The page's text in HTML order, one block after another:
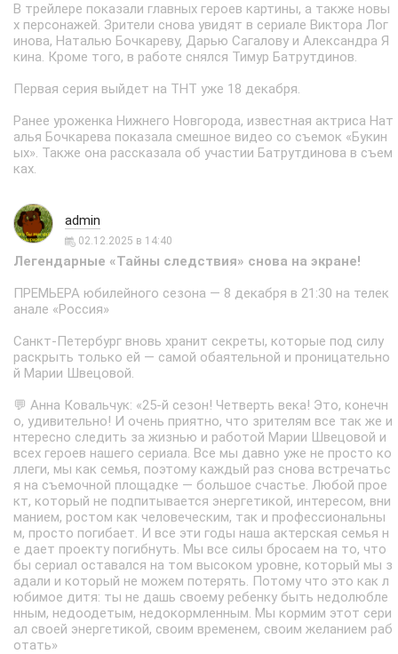
В трейлере показали главных героев картины, а также новы
х персонажей. Зрители снова увидят в сериале Виктора Лог
инова, Наталью Бочкареву, Дарью Сагалову и Александра Я
кина. Кроме того, в работе снялся Тимур Батрутдинов.
Первая серия выйдет на ТНТ уже 18 декабря.
Ранее уроженка Нижнего Новгорода, известная актриса Нат
алья Бочкарева показала смешное видео со съемок «Букин
ых». Также она рассказала об участии Батрутдинова в съем
ках.
admin
02.12.2025 в 14:40
Легендарные «Тайны следствия» снова на экране!
ПРЕМЬЕРА юбилейного сезона — 8 декабря в 21:30 на телек
анале «Россия»
Санкт-Петербург вновь хранит секреты, которые под силу
раскрыть только ей — самой обаятельной и проницательно
й Марии Швецовой.
💬 Анна Ковальчук: «25-й сезон! Четверть века! Это, конечн
о, удивительно! И очень приятно, что зрителям все так же и
нтересно следить за жизнью и работой Марии Швецовой и
всех героев нашего сериала. Все мы давно уже не просто ко
ллеги, мы как семья, поэтому каждый раз снова встречатьс
я на съемочной площадке — большое счастье. Любой прое
кт, который не подпитывается энергетикой, интересом, вни
манием, ростом как человеческим, так и профессиональны
м, просто погибает. И все эти годы наша актерская семья н
е дает проекту погибнуть. Мы все силы бросаем на то, что
бы сериал оставался на том высоком уровне, который мы з
адали и который не можем потерять. Потому что это как л
юбимое дитя: ты не дашь своему ребенку быть недолюбле
нным, недоодетым, недокормленным. Мы кормим этот сери
ал своей энергетикой, своим временем, своим желанием раб
отать»